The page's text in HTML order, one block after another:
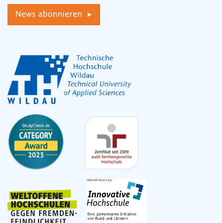
News abonnieren ▸